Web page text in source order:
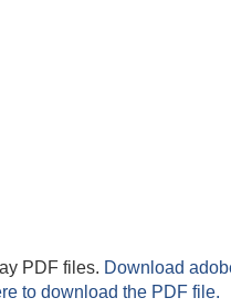
PDF files. Download
to download the PDF file.